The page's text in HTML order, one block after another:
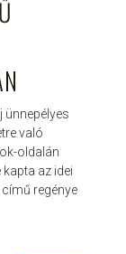
ünnepélyes
való
oldalán
az idei
című regénye